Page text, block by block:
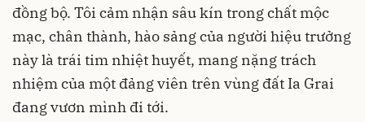
đồng bộ. Tôi cảm nhận sâu kín trong chất mộc
mạc, chân thành, hào sảng của người hiệu trưởng
này là trái tim nhiệt huyết, mang nặng trách
nhiệm của một đảng viên trên vùng đất Ia Grai
đang vươn mình đi tới.